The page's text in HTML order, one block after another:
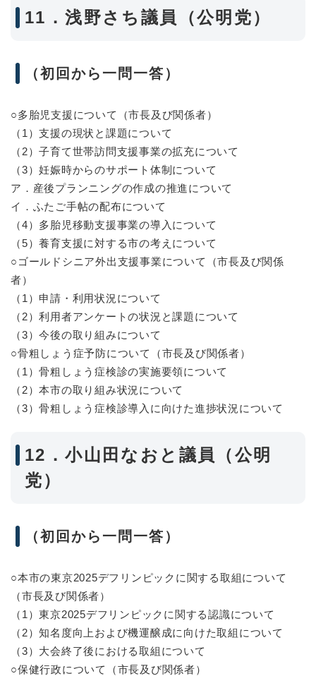
11．浅野さち議員（公明党）
（初回から一問一答）
○多胎児支援について（市長及び関係者）
（1）支援の現状と課題について
（2）子育て世帯訪問支援事業の拡充について
（3）妊娠時からのサポート体制について
ア．産後プランニングの作成の推進について
イ．ふたご手帖の配布について
（4）多胎児移動支援事業の導入について
（5）養育支援に対する市の考えについて
○ゴールドシニア外出支援事業について（市長及び関係
者）
（1）申請・利用状況について
（2）利用者アンケートの状況と課題について
（3）今後の取り組みについて
○骨粗しょう症予防について（市長及び関係者）
（1）骨粗しょう症検診の実施要領について
（2）本市の取り組み状況について
（3）骨粗しょう症検診導入に向けた進捗状況について
12．小山田なおと議員（公明
党）
（初回から一問一答）
○本市の東京2025デフリンピックに関する取組について
（市長及び関係者）
（1）東京2025デフリンピックに関する認識について
（2）知名度向上および機運醸成に向けた取組について
（3）大会終了後における取組について
○保健行政について（市長及び関係者）